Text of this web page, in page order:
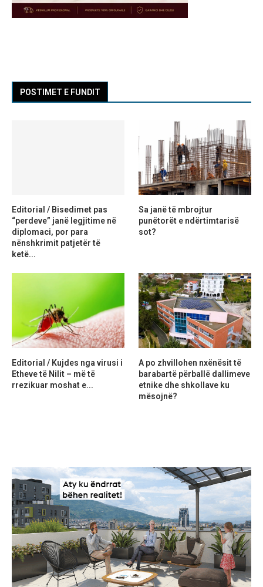
POSTIMET E FUNDIT
Editorial / Bisedimet pas
“perdeve” janë legjitime në
diplomaci, por para
nënshkrimit patjetër të
ketë...
Sa janë të mbrojtur
punëtorët e ndërtimtarisë
sot?
Editorial / Kujdes nga virusi i
Etheve të Nilit – më të
rrezikuar moshat e...
A po zhvillohen nxënësit të
barabartë përballë dallimeve
etnike dhe shkollave ku
mësojnë?